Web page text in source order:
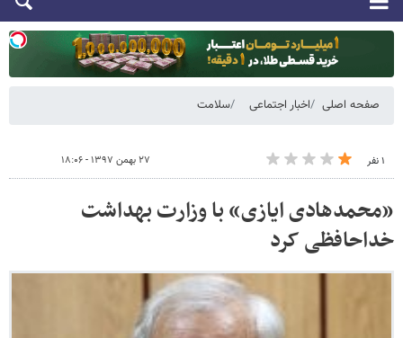
صفحه اصلی اخبار اجتماعی سلامت
۱ نفر ۲۷ بهمن ۱۳۹۷ - ۱۸:۰۶
«محمدهادی ایازی» با وزارت بهداشت
خداحافظی کرد